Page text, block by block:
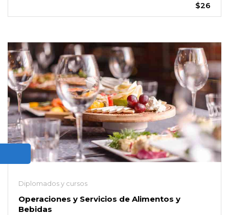
$26
Diplomados y cursos
Operaciones y Servicios de Alimentos y
Bebidas